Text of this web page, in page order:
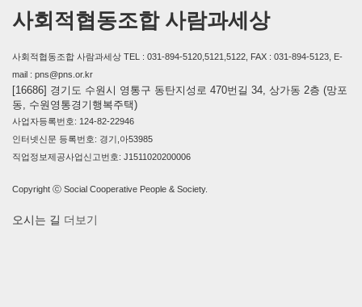
사회적협동조합 사람과세상
사회적협동조합 사람과세상 TEL : 031-894-5120,5121,5122, FAX : 031-894-5123, E-
mail : pns@pns.or.kr
[16686] 경기도 수원시 영통구 동탄지성로 470번길 34, 상가동 2층 (망포
동, 수원영통경기행복주택)
사업자등록번호: 124-82-22946
인터넷신문 등록번호: 경기,아53985
직업정보제공사업신고번호: J1511020200006
Copyright ⓒ Social Cooperative People & Society.
오시는 길 더보기